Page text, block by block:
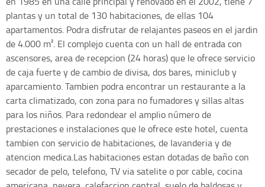
plantas y un total de 130 habitaciones, de ellas 104
apartamentos. Podra disfrutar de relajantes paseos en el jardin
de 4.000 m². El complejo cuenta con un hall de entrada con
ascensores, area de recepcion (24 horas) que le ofrece servicio
de caja fuerte y de cambio de divisa, dos bares, miniclub y
aparcamiento. Tambien podra encontrar un restaurante a la
carta climatizado, con zona para no fumadores y sillas altas
para los niños. Para redondear el amplio número de
prestaciones e instalaciones que le ofrece este hotel, cuenta
tambien con servicio de habitaciones, de lavanderia y de
atencion medica.Las habitaciones estan dotadas de baño con
secador de pelo, telefono, TV via satelite o por cable, cocina